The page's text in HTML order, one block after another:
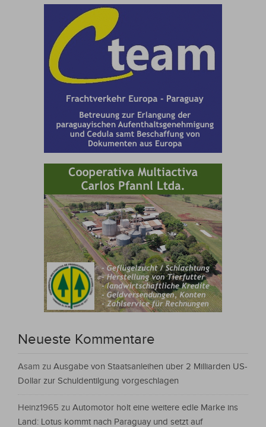
Neueste Kommentare
Asam zu Ausgabe von Staatsanleihen über 2 Milliarden US-
Dollar zur Schuldentilgung vorgeschlagen
Heinz1965 zu Automotor holt eine weitere edle Marke ins
Land: Lotus kommt nach Paraguay und setzt auf